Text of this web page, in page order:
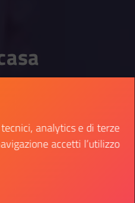
analytics e di terze
accetti l’utilizzo